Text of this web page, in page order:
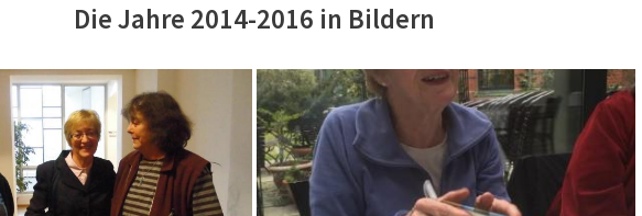
Die Jahre 2014-2016 in Bildern